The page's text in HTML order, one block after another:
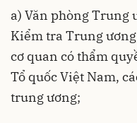
a) Văn phòng Trung
Kiểm tra Trung
cơ quan có thẩm
Tổ quốc Việt Nam,
trung ương;